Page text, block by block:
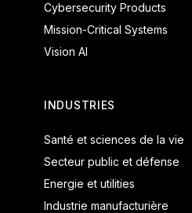
Cybersecurity Products
Mission-Critical Systems
Vision AI
INDUSTRIES
Santé et sciences de la vie
Secteur public et défense
Energie et utilities
Industrie manufacturière